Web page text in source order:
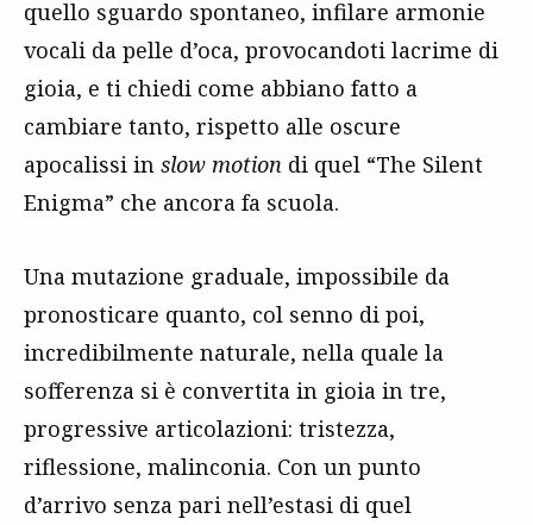
quello sguardo spontaneo, infilare armonie
vocali da pelle d’oca, provocandoti lacrime di
gioia, e ti chiedi come abbiano fatto a
cambiare tanto, rispetto alle oscure
apocalissi in slow motion di quel “The Silent
Enigma” che ancora fa scuola.
Una mutazione graduale, impossibile da
pronosticare quanto, col senno di poi,
incredibilmente naturale, nella quale la
sofferenza si è convertita in gioia in tre,
progressive articolazioni: tristezza,
riflessione, malinconia. Con un punto
d’arrivo senza pari nell’estasi di quel